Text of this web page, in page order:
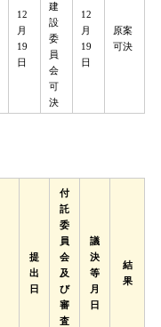
12
月
19
日
建
設
委
員
会
可
決
12
月
19
日
原案
可決
提
出
日
付
託
委
員
会
及
び
審
査
議
決
等
月
日
結
果